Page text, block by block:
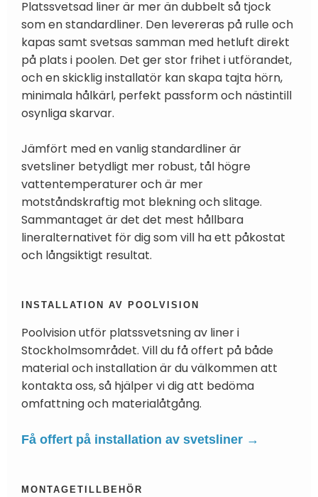
Platssvetsad liner är mer än dubbelt så tjock
som en standardliner. Den levereras på rulle och
kapas samt svetsas samman med hetluft direkt
på plats i poolen. Det ger stor frihet i utförandet,
och en skicklig installatör kan skapa tajta hörn,
minimala hålkärl, perfekt passform och nästintill
osynliga skarvar.
Jämfört med en vanlig standardliner är
svetsliner betydligt mer robust, tål högre
vattentemperaturer och är mer
motståndskraftig mot blekning och slitage.
Sammantaget är det det mest hållbara
lineralternativet för dig som vill ha ett påkostat
och långsiktigt resultat.
INSTALLATION AV POOLVISION
Poolvision utför platssvetsning av liner i
Stockholmsområdet. Vill du få offert på både
material och installation är du välkommen att
kontakta oss, så hjälper vi dig att bedöma
omfattning och materialåtgång.
Få offert på installation av svetsliner →
MONTAGETILLBEHÖR